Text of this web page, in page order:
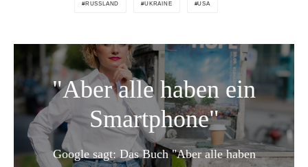
RUSSLAND UKRAINE USA
"Aber alle haben ein
Smartphone"
Google sagt: Das Buch "Aber alle haben